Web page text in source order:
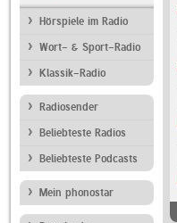
Hörspiele im Radio
Wort- & Sport-Radio
Klassik-Radio
Radiosender
Beliebteste Radios
Beliebteste Podcasts
Mein phonostar